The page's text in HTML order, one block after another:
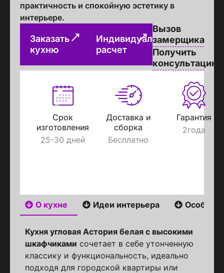
практичность и спокойную эстетику в
интерьере.
Заказать
кухню
Индивидуальный
расчет
Вызов
замерщика
Получить
консультацию
Срок
изготовления
25-30 дней
Доставка и
сборка
Бесплатно
Гарантия
2года
О кухне Идеи интерьера
Кухня угловая Астория белая с высокими
шкафчиками сочетает в себе утонченную
классику и функциональность, идеально
подходя для городской квартиры или